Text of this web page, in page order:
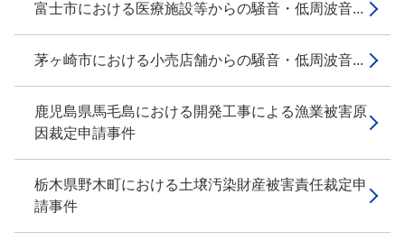
富士市における医療施設等からの騒音・低周波音...
茅ヶ崎市における小売店舗からの騒音・低周波音...
鹿児島県馬毛島における開発工事による漁業被害原
因裁定申請事件
栃木県野木町における土壌汚染財産被害責任裁定申
請事件